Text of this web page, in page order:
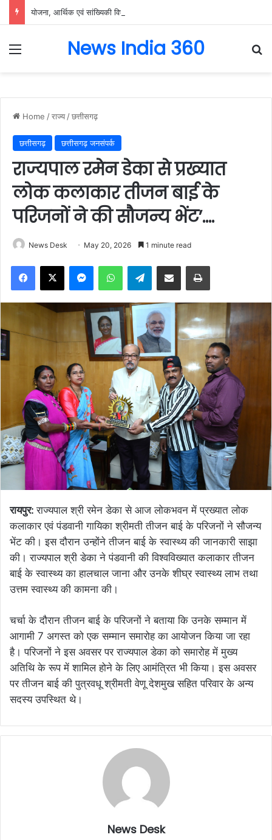
Menu News India 360
Home /राज्य /छत्तीसगढ़
छत्तीसगढ़ छत्तीसगढ़ जनसंपर्क
राज्यपाल रमेन डेका से प्रख्यात
लोक कलाकार तीजन बाई के
परिजनों ने की सौजन्य भेंट’….
News Desk May 20, 2026 1 minute read
Facebook
X MessengerWhatsAppTelegramShare via Email Print
रायपुर:राज्यपाल श्री रमेन डेका से आज लोकभवन में प्रख्यात लोक
कलाकार एवं पंडवानी गायिका श्रीमती तीजन बाई के परिजनों ने सौजन्य
भेंट की। इस दौरान उन्होंने तीजन बाई के स्वास्थ्य की जानकारी साझा
की। राज्यपाल श्री डेका ने पंडवानी की विश्वविख्यात कलाकार तीजन
बाई के स्वास्थ्य का हालचाल जाना और उनके शीघ्र स्वास्थ्य लाभ तथा
उत्तम स्वास्थ्य की कामना की।
चर्चा के दौरान तीजन बाई के परिजनों ने बताया कि उनके सम्मान में
आगामी 7 अगस्त को एक सम्मान समारोह का आयोजन किया जा रहा
है। परिजनों ने इस अवसर पर राज्यपाल डेका को समारोह में मुख्य
अतिथि के रूप में शामिल होने के लिए आमंत्रित भी किया। इस अवसर
पर तीजन बाई की पुत्रवधू श्रीमती वेणू देशमुख सहित परिवार के अन्य
सदस्य उपस्थित थे।
News Desk